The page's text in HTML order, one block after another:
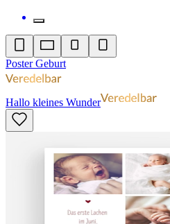
Poster Geburt
Hallo kleines Wunder